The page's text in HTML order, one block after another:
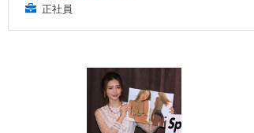
正社員